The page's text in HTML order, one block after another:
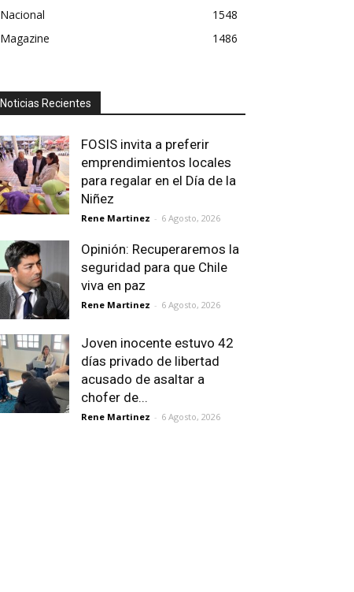
Nacional
1548
Magazine
1486
Noticias Recientes
FOSIS invita a preferir
emprendimientos locales
para regalar en el Día de la
Niñez
Rene Martinez - 6 Agosto, 2026
Opinión: Recuperaremos la
seguridad para que Chile
viva en paz
Rene Martinez - 6 Agosto, 2026
Joven inocente estuvo 42
días privado de libertad
acusado de asaltar a
chofer de...
Rene Martinez - 6 Agosto, 2026